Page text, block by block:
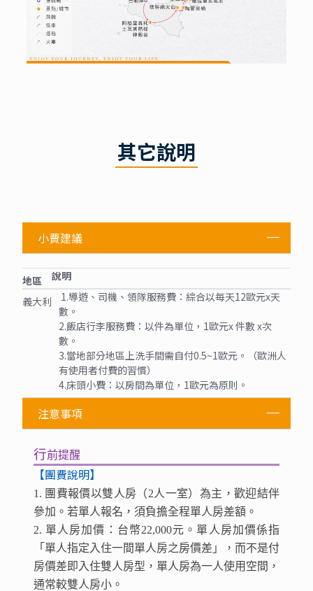
其它說明
小費建議
地區
說明
義大利
1.導遊、司機、領隊服務費：綜合以每天12歐元x天
數。
2.飯店行李服務費：以件為單位，1歐元x 件數 x次
數。
3.當地部分地區上洗手間需自付0.5~1歐元。（歐洲人
有使用者付費的習慣）
4.床頭小費：以房間為單位，1歐元為原則。
注意事項
行前提醒
【團費說明】
1. 團費報價以雙人房（2人一室）為主，歡迎結伴
參加。若單人報名，須負擔全程單人房差額。
2. 單人房加價：台幣22,000元。單人房加價係指
「單人指定入住一間單人房之房價差」，而不是付
房價差即入住雙人房型，單人房為一人使用空間，
通常較雙人房小。